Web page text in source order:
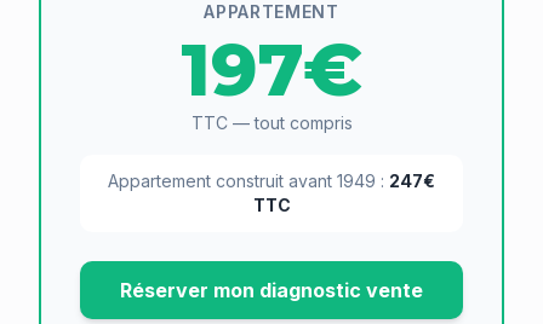
APPARTEMENT
197€
TTC — tout compris
Appartement construit avant 1949 : 247€
TTC
Réserver mon diagnostic vente